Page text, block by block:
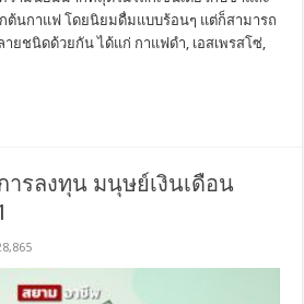
ต้นกาแฟ โดยนิยมดื่มแบบร้อนๆ แต่ก็สามารถ
ยชนิดด้วยกัน ได้แก่ กาแฟดำ, เอสเพรสโซ่,
รลงทุน มนุษย์เงินเดือน